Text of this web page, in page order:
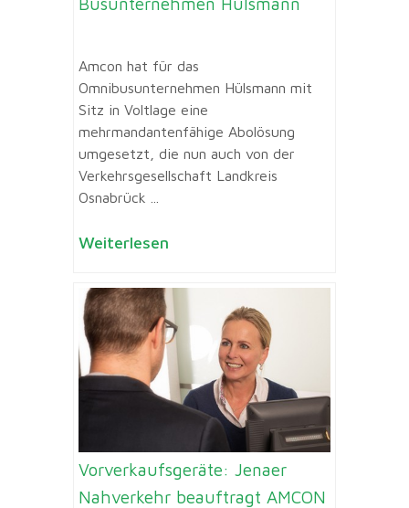
Amcon hat für das
Omnibusunternehmen Hülsmann mit
Sitz in Voltlage eine
mehrmandantenfähige Abolösung
umgesetzt, die nun auch von der
Verkehrsgesellschaft Landkreis
Osnabrück ...
Weiterlesen
Vorverkaufsgeräte: Jenaer
Nahverkehr beauftragt AMCON